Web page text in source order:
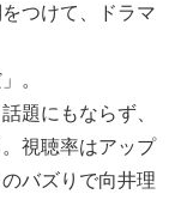
つけて、ドラマ
。
題にもならず、
視聴率はアップ
バズりで向井理